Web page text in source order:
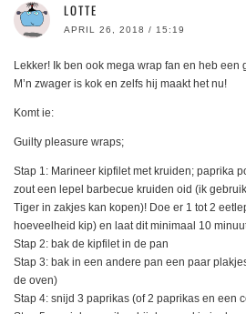
LOTTE
APRIL 26, 2018 / 15:19
Lekker! Ik ben ook mega wrap fan en heb
M’n zwager is kok en zelfs hij maakt het nu!
Komt ie:
Guilty pleasure wraps;
Stap 1: Marineer kipfilet met kruiden; paprika
zout een lepel barbecue kruiden oid (ik
Tiger in zakjes kan kopen)! Doe er 1 tot 2
hoeveelheid kip) en laat dit minimaal 10
Stap 2: bak de kipfilet in de pan
Stap 3: bak in een andere pan een paar
de oven)
Stap 4: snijd 3 paprikas (of 2 paprikas en een